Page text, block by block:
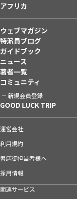
アフリカ
ウェブマガジン
特派員ブログ
ガイドブック
ニュース
著者一覧
コミュニティ
新規会員登録
GOOD LUCK TRIP
運営会社
利用規約
書店御担当者様へ
採用情報
関連サービス